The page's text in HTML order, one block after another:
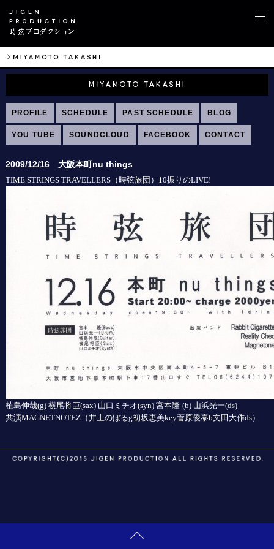
PROFILE SCHEDULE PAST SCHEDULE BLOG
YOU TUBE SOUNDCLOUD FACEBOOK CONTACT
2009/12/16 大阪本町nu things
TIME STRINGS TRAVELLERS（時弦旅団） 10振りのLIVE!
植島伸哉(g) 横尾将臣(sax) 山口ミチオ(syn) 宮本隆 (b) 山浜光一(ds)
共演MAGNETNOTEZ（井上のぼるg初坂恵美key菅原俊泰b文田大作ds）